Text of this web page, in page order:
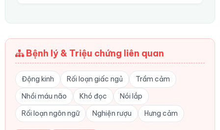
Bệnh lý & Triệu chứng liên quan
Động kinh Rối loạn giấc ngủ
Trầm cảm
Nhồi máu não
Khó đọc
Nói lắp
Rối loạn ngôn ngữ
Nghiện rượu Hưng cảm